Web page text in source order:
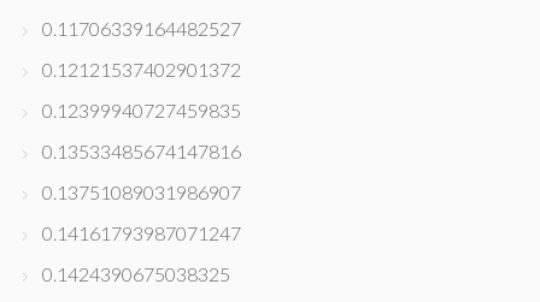
0.11706339164482527
0.12121537402901372
0.12399940727459835
0.13533485674147816
0.13751089031986907
0.14161793987071247
0.1424390675038325